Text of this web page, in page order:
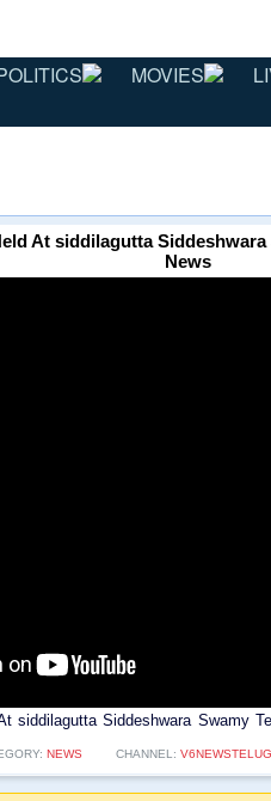
MOVIES
At siddilagutta Siddeshwara
News
siddilagutta Siddeshwara Swamy
NEWS CHANNEL: